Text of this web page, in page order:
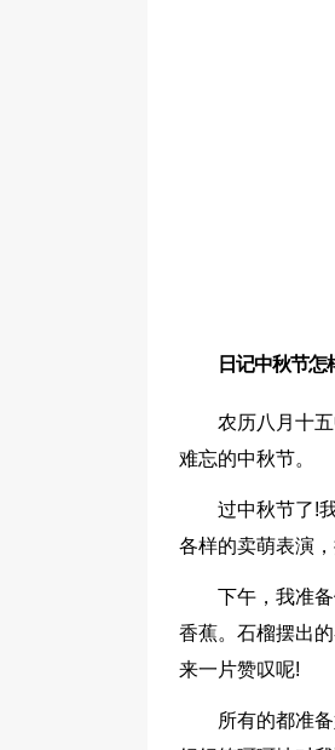
日记中秋节怎
农历八月十
难忘的中秋节。
过中秋节了!
各样的卖萌表演
下午，我准
香蕉。石榴摆出
来一片赞叹呢!
所有的都准